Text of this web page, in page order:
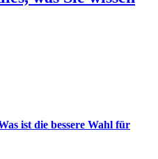
ist die bessere Wahl für